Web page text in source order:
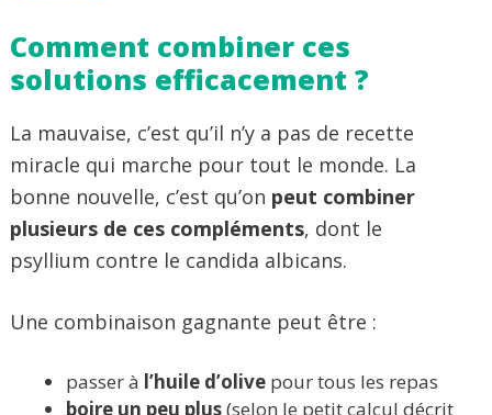
Comment combiner ces
solutions efficacement ?
La mauvaise, c’est qu’il n’y a pas de recette
miracle qui marche pour tout le monde. La
bonne nouvelle, c’est qu’on peut combiner
plusieurs de ces compléments, dont le
psyllium contre le candida albicans.
Une combinaison gagnante peut être :
passer à l’huile d’olive pour tous les repas
boire un peu plus(selon le petit calcul décrit